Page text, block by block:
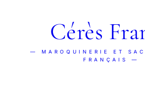
Cérès
— MAROQUINERIE ET
FRANÇAIS —